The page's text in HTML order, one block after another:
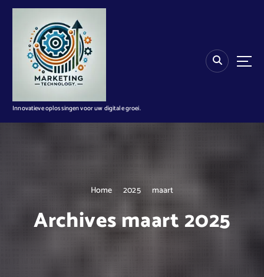
n
Innovatieve oplossingen voor uw digitale groei.
Home 2025 maart
Archives maart 2025